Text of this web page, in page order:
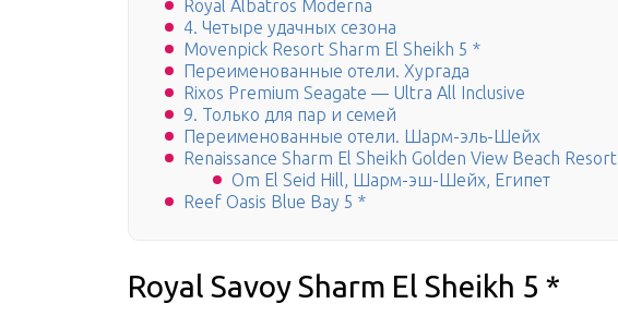
Royal Albatros Moderna
4. Четыре удачных сезона
Movenpick Resort Sharm El Sheikh 5 *
Переименованные отели. Хургада
Rixos Premium Seagate — Ultra All Inclusive
9. Только для пар и семей
Переименованные отели. Шарм-эль-Шейх
Renaissance Sharm El Sheikh Golden View Beach Resort
Om El Seid Hill, Шарм-эш-Шейх, Египет
Reef Oasis Blue Bay 5 *
Royal Savoy Sharm El Sheikh 5 *